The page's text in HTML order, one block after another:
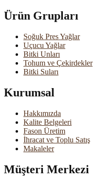
Ürün Grupları
Soğuk Pres Yağlar
Uçucu Yağlar
Bitki Unları
Tohum ve Çekirdekler
Bitki Suları
Kurumsal
Hakkımızda
Kalite Belgeleri
Fason Üretim
İhracat ve Toplu Satış
Makaleler
Müşteri Merkezi